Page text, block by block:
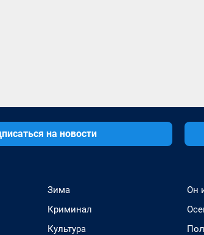
на новости
Зима
Криминал
Культура
Он